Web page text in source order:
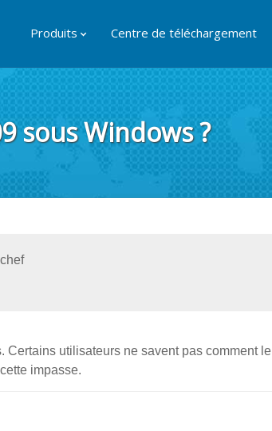
Produits Centre de téléchargement
sous Windows ?
Certains utilisateurs ne savent pas comment le
impasse.